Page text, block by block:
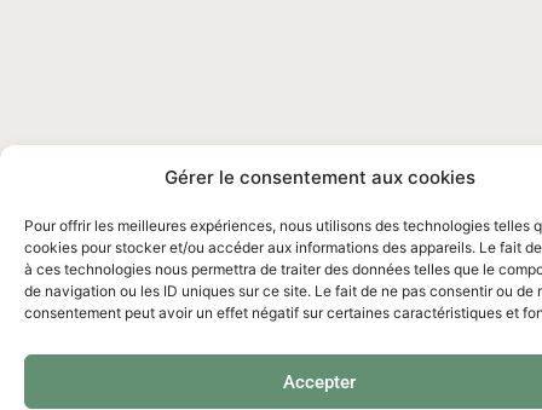
Gérer le consentement aux cookies
Pour offrir les meilleures expériences, nous utilisons des technologies telles
cookies pour stocker et/ou accéder aux informations des appareils. Le fait
à ces technologies nous permettra de traiter des données telles que le
de navigation ou les ID uniques sur ce site. Le fait de ne pas consentir ou de
consentement peut avoir un effet négatif sur certaines caractéristiques et
Accepter